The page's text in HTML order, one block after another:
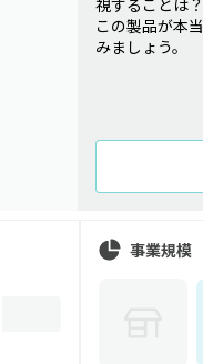
視することは？
この製品が本
みましょう。
事業規模